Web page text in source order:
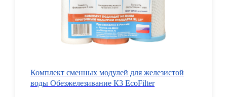
Комплект сменных модулей для железистой
воды Обезжелезивание К3 EcoFilter